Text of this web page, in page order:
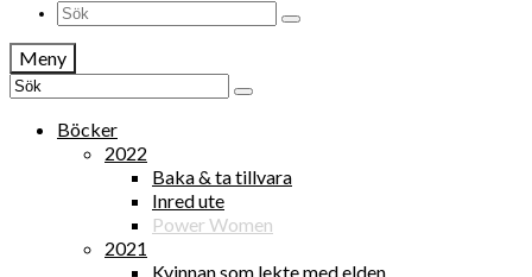
Search
Meny
Search
Böcker
2022
Baka & ta tillvara
Inred ute
Power Women
2021
Kvinnan som lekte med elden